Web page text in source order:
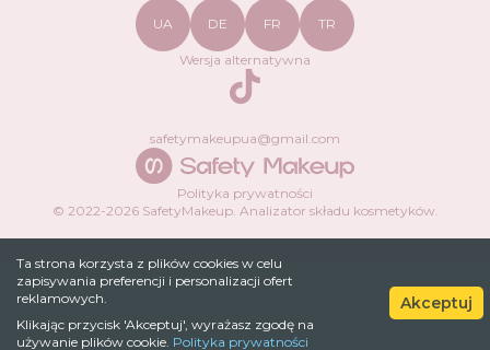
Ta strona korzysta z plików cookies w celu
zapisywania preferencji i personalizacji ofert
reklamowych.
Klikając przycisk 'Akceptuj', wyrażasz zgodę na
używanie plików cookie. Polityka prywatności
Akceptuj
Polityka prywatności
© 2022-2026SafetyMakeup. Analizator składu kosmetyków.
UA DE FR TR
Wersja alternatywna
TikTok
safetymakeupua@gmail.com